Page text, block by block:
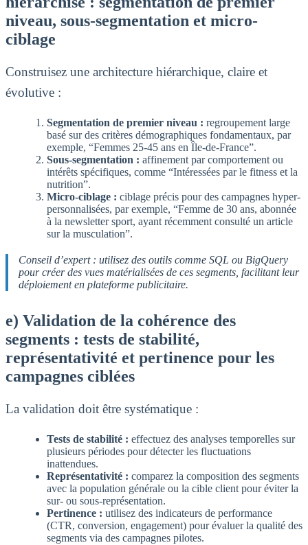
niveau, sous-segmentation et micro-
ciblage
Construisez une architecture hiérarchique, claire et
évolutive :
Segmentation de premier niveau : regroupement large
basé sur des critères démographiques fondamentaux, par
exemple, “Femmes 25-45 ans en Île-de-France”.
Sous-segmentation : affinement par comportement ou
intérêts spécifiques, comme “Intéressées par le fitness et la
nutrition”.
Micro-ciblage : ciblage précis pour des campagnes hyper-
personnalisées, par exemple, “Femme de 30 ans, abonnée
à la newsletter sport, ayant récemment consulté un article
sur la musculation”.
Conseil d’expert : utilisez des outils comme SQL ou BigQuery
pour créer des vues matérialisées de ces segments, facilitant leur
déploiement en plateforme publicitaire.
e) Validation de la cohérence des
segments : tests de stabilité,
représentativité et pertinence pour les
campagnes ciblées
La validation doit être systématique :
Tests de stabilité : effectuez des analyses temporelles sur
plusieurs périodes pour détecter les fluctuations
inattendues.
Représentativité : comparez la composition des segments
avec la population générale ou la cible client pour éviter la
sur- ou sous-représentation.
Pertinence : utilisez des indicateurs de performance
(CTR, conversion, engagement) pour évaluer la qualité des
segments via des campagnes pilotes.